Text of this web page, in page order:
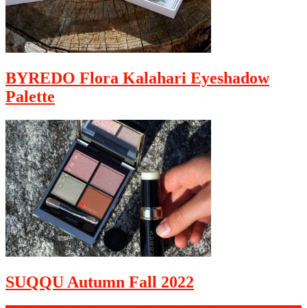
BYREDO Flora Kalahari Eyeshadow
Palette
SUQQU Autumn Fall 2022